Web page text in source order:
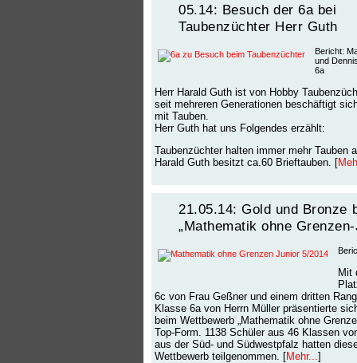
05.14: Besuch der 6a bei
Taubenzüchter Herr Guth
Bericht:
und
6a
Herr Harald Guth ist von Hobby
seit mehreren Generationen beschäftigt
mit Tauben.
Herr Guth hat uns Folgendes erzählt:
Taubenzüchter halten immer mehr Tauben
Harald Guth besitzt ca.60 Brieftauben. [
21.05.14: Gold und Bronze
„Mathematik ohne
Mit
6c von Frau Geßner und einem dritten
Klasse 6a von Herrn Müller präsentierte
beim Wettbewerb „Mathematik ohne
Top-Form. 1138 Schüler aus 46 Klassen
aus der Süd- und Südwestpfalz hatten
Wettbewerb teilgenommen. [Mehr... ]